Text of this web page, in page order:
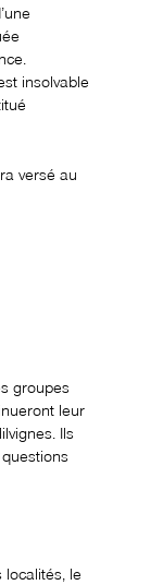
insolvable
versé au
groupes
leur
Ils
le